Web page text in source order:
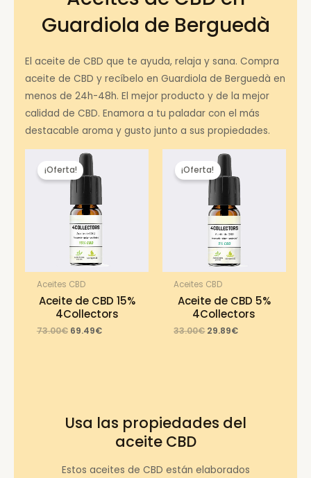
Guardiola de Berguedà
El aceite de CBD que te ayuda, relaja y sana. Compra
aceite de CBD y recíbelo en Guardiola de Berguedà en
menos de 24h-48h. El mejor producto y de la mejor
calidad de CBD. Enamora a tu paladar con el más
destacable aroma y gusto junto a sus propiedades.
¡Oferta!
Aceites CBD
Aceite de CBD 15%
4Collectors
73.00€ Original
69.49€Current
¡Oferta!
Aceites CBD
Aceite de CBD 5%
4Collectors
33.00€ Original
29.89€Current
Usa las propiedades del
aceite CBD
Estos aceites de CBD están elaborados